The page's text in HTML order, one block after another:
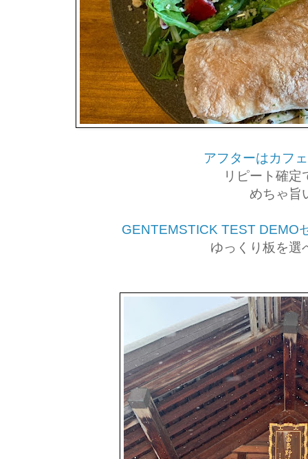
アフターはカフ
リピート確定
めちゃ旨
GENTEMSTICK TEST DEMO
ゆっくり板を選